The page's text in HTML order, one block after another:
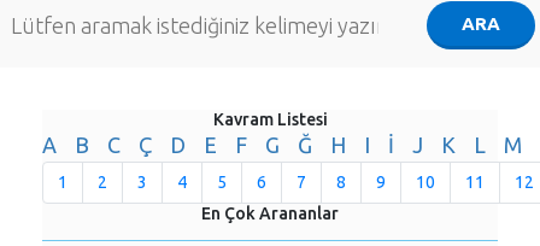
Kavram Listesi
A B C Ç D E F G Ğ H I İ J K L M
1 2 3 4 5 6 7 8 9 10 11
12
En Çok Arananlar